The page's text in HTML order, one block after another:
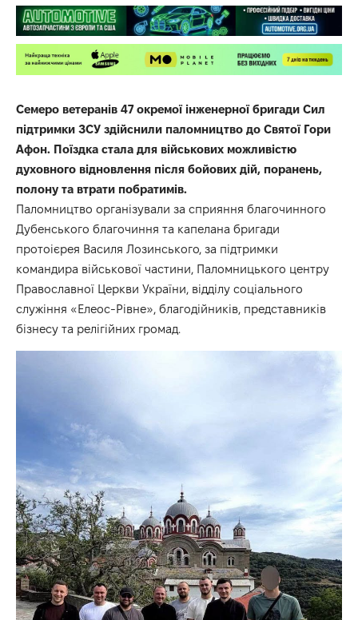
Семеро ветеранів 47 окремої інженерної бригади Сил
підтримки ЗСУ здійснили паломництво до Святої Гори
Афон. Поїздка стала для військових можливістю
духовного відновлення після бойових дій, поранень,
полону та втрати побратимів.
Паломництво організували за сприяння благочинного
Дубенського благочиння та капелана бригади
протоієрея Василя Лозинського, за підтримки
командира військової частини, Паломницького центру
Православної Церкви України, відділу соціального
служіння «Елеос-Рівне», благодійників, представників
бізнесу та релігійних громад.